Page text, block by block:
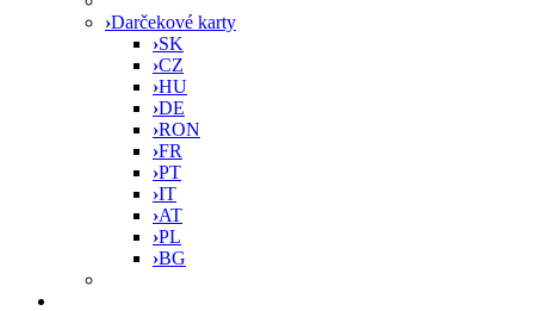
›Darčekové karty
›SK
›CZ
›HU
›DE
›RON
›FR
›PT
›IT
›AT
›PL
›BG